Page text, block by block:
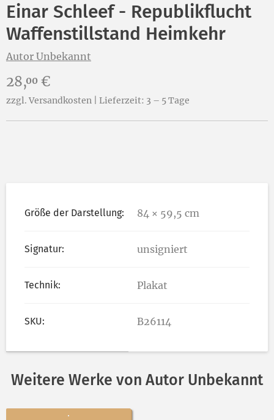
Einar Schleef - Republikflucht
Waffenstillstand Heimkehr
Autor Unbekannt
Preis:
28,00 €
zzgl. Versandkosten | Lieferzeit: 3 – 5 Tage
Größe der Darstellung: 84 × 59,5 cm
Signatur: unsigniert
Technik: Plakat
SKU: B26114
Weitere Werke von Autor Unbekannt